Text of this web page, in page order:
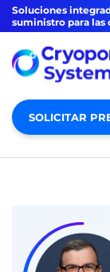
Soluciones
suministro para las
SOLICITAR